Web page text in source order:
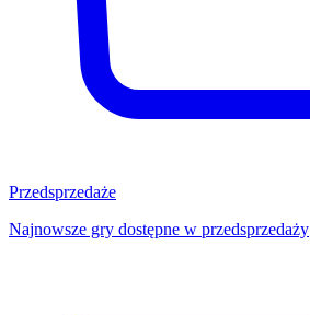
Przedsprzedaże
Najnowsze gry dostępne w przedsprzedaży